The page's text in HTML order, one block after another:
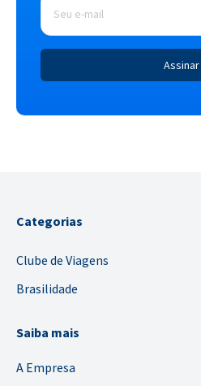
mail *
Categorias
Clube de Viagens
Brasilidade
Saiba mais
A Empresa